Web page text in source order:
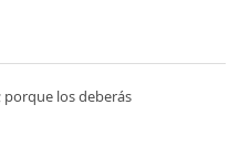
porque los deberás